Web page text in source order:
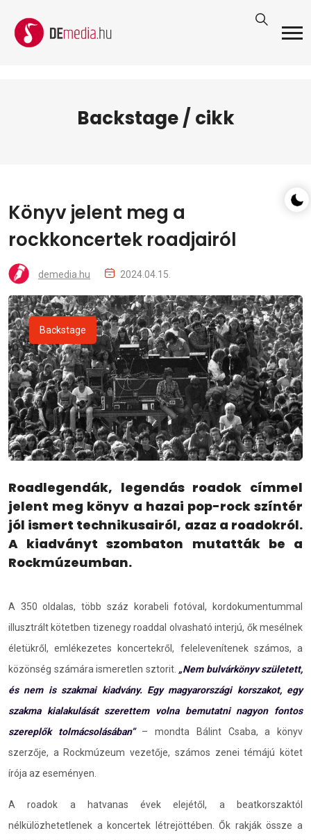
Backstage / cikk
Könyv jelent meg a
rockkoncertek roadjairól
demedia.hu 2024.04.15.
Backstage
Roadlegendák, legendás roadok címmel
jelent meg könyv a hazai pop-rock színtér
jól ismert technikusairól, azaz a roadokról.
A kiadványt szombaton mutatták be a
Rockmúzeumban.
A 350 oldalas, több száz korabeli fotóval, kordokumentummal
illusztrált kötetben tizenegy roaddal olvasható interjú, ők mesélnek
életükről, emlékezetes koncertekről, felelevenítenek számos, a
közönség számára ismeretlen sztorit. „Nem bulvárkönyv született,
és nem is szakmai kiadvány. Egy magyarországi korszakot, egy
szakma kialakulását szerettem volna bemutatni nagyon fontos
szereplők tolmácsolásában” – mondta Bálint Csaba, a könyv
szerzője, a Rockmúzeum vezetője, számos zenei témájú kötet
írója az eseményen.
A roadok a hatvanas évek elejétől, a beatkorszaktól
nélkülözhetetlenek a koncertek létrejöttében. Ők rakják össze a